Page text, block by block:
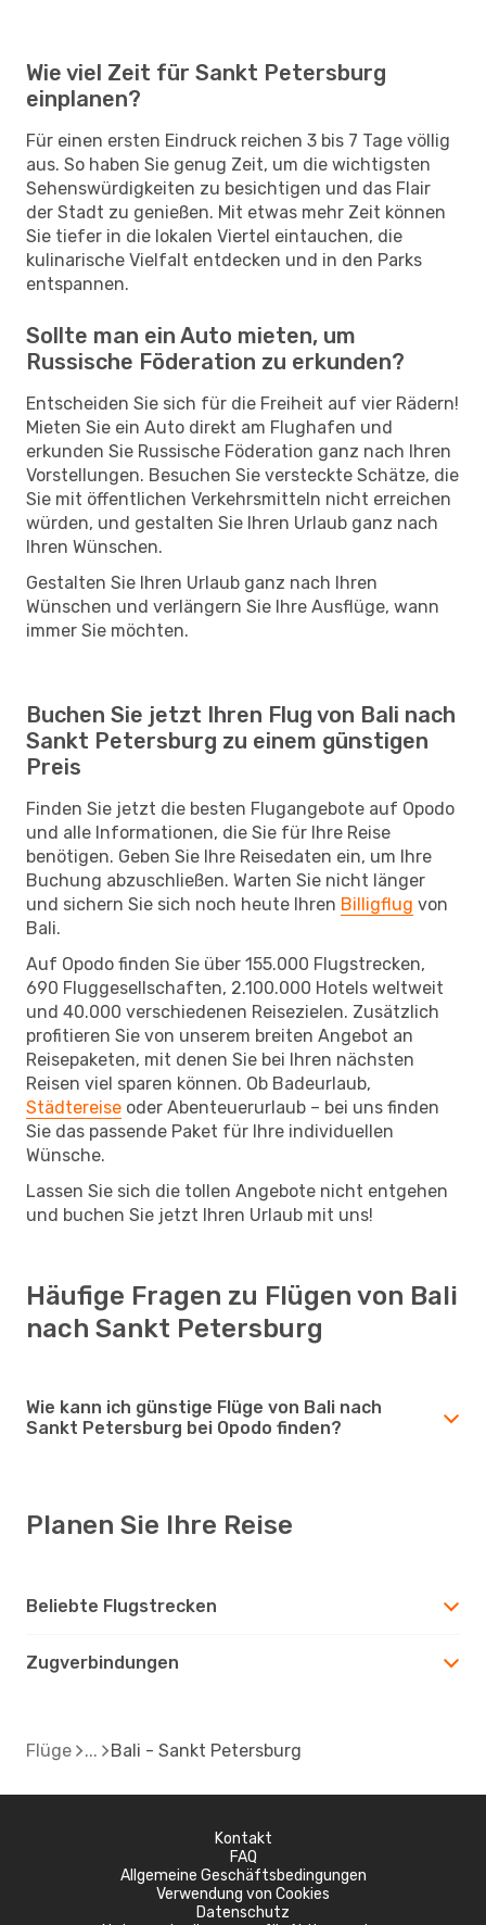
Wie viel Zeit für Sankt Petersburg
einplanen?
Für einen ersten Eindruck reichen 3 bis 7 Tage völlig
aus. So haben Sie genug Zeit, um die wichtigsten
Sehenswürdigkeiten zu besichtigen und das Flair
der Stadt zu genießen. Mit etwas mehr Zeit können
Sie tiefer in die lokalen Viertel eintauchen, die
kulinarische Vielfalt entdecken und in den Parks
entspannen.
Sollte man ein Auto mieten, um
Russische Föderation zu erkunden?
Entscheiden Sie sich für die Freiheit auf vier Rädern!
Mieten Sie ein Auto direkt am Flughafen und
erkunden Sie Russische Föderation ganz nach Ihren
Vorstellungen. Besuchen Sie versteckte Schätze, die
Sie mit öffentlichen Verkehrsmitteln nicht erreichen
würden, und gestalten Sie Ihren Urlaub ganz nach
Ihren Wünschen.
Gestalten Sie Ihren Urlaub ganz nach Ihren
Wünschen und verlängern Sie Ihre Ausflüge, wann
immer Sie möchten.
Buchen Sie jetzt Ihren Flug von Bali nach
Sankt Petersburg zu einem günstigen
Preis
Finden Sie jetzt die besten Flugangebote auf Opodo
und alle Informationen, die Sie für Ihre Reise
benötigen. Geben Sie Ihre Reisedaten ein, um Ihre
Buchung abzuschließen. Warten Sie nicht länger
und sichern Sie sich noch heute Ihren Billigflug von
Bali.
Auf Opodo finden Sie über 155.000 Flugstrecken,
690 Fluggesellschaften, 2.100.000 Hotels weltweit
und 40.000 verschiedenen Reisezielen. Zusätzlich
profitieren Sie von unserem breiten Angebot an
Reisepaketen, mit denen Sie bei Ihren nächsten
Reisen viel sparen können. Ob Badeurlaub,
Städtereise oder Abenteuerurlaub – bei uns finden
Sie das passende Paket für Ihre individuellen
Wünsche.
Lassen Sie sich die tollen Angebote nicht entgehen
und buchen Sie jetzt Ihren Urlaub mit uns!
Häufige Fragen zu Flügen von Bali
nach Sankt Petersburg
Wie kann ich günstige Flüge von Bali nach
Sankt Petersburg bei Opodo finden?
Planen Sie Ihre Reise
Beliebte Flugstrecken
Zugverbindungen
Flüge Bali - Sankt Petersburg
Kontakt
FAQ
Allgemeine Geschäftsbedingungen
Verwendung von Cookies
Datenschutz